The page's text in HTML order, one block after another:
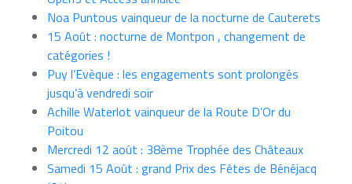
Noa Puntous vainqueur de la nocturne de Cauterets
15 Août : nocturne de Montpon , changement de
catégories !
Puy l’Evèque : les engagements sont prolongés
jusqu’à vendredi soir
Achille Waterlot vainqueur de la Route D’Or du
Poitou
Mercredi 12 août : 38ème Trophée des Châteaux
Samedi 15 Août : grand Prix des Fêtes de Bénéjacq